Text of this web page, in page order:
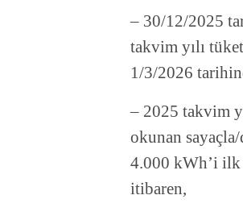
– 30/12/2025
takvim yılı
1/3/2026
– 2025 takvim
okunan
4.000 kWh’i ilk
itibaren,